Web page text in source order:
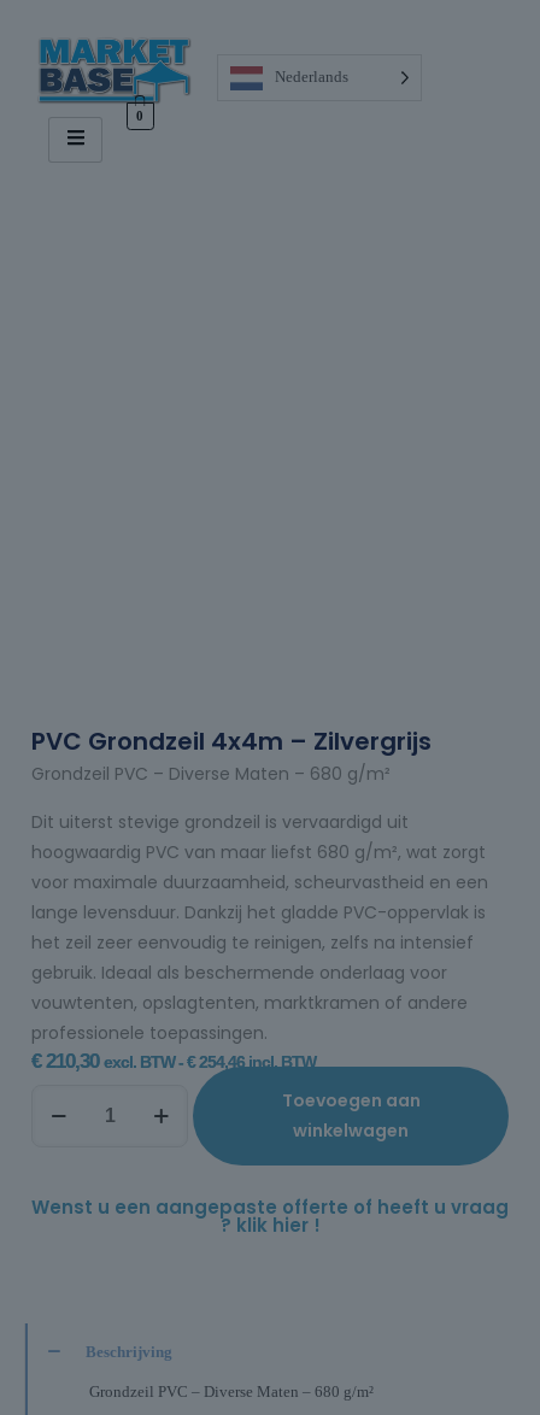
0
Nederlands
PVC Grondzeil 4x4m – Zilvergrijs
Grondzeil PVC – Diverse Maten – 680 g/m²
Dit uiterst stevige grondzeil is vervaardigd uit
hoogwaardig PVC van maar liefst 680 g/m², wat zorgt
voor maximale duurzaamheid, scheurvastheid en een
lange levensduur. Dankzij het gladde PVC-oppervlak is
het zeil zeer eenvoudig te reinigen, zelfs na intensief
gebruik. Ideaal als beschermende onderlaag voor
vouwtenten, opslagtenten, marktkramen of andere
professionele toepassingen.
€210,30 excl. BTW -€254,46 incl. BTW
Toevoegen aan
winkelwagen
Wenst u een aangepaste offerte of heeft u vraag
? klik hier !
Beschrijving
Grondzeil PVC – Diverse Maten – 680 g/m²